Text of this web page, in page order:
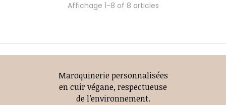
Affichage 1-8 of 8 articles
Maroquinerie personnalisées
en cuir végane, respectueuse
de l’environnement.